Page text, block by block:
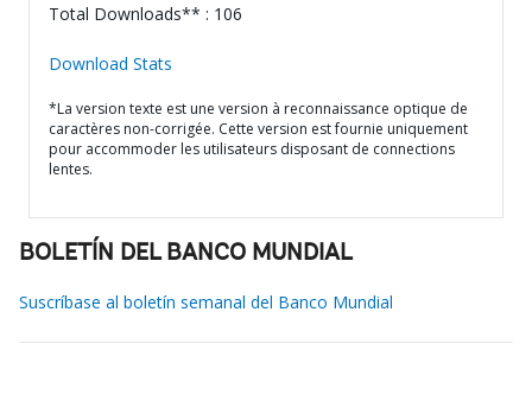
Total Downloads** : 106
Download Stats
*La version texte est une version à reconnaissance optique de
caractères non-corrigée. Cette version est fournie uniquement
pour accommoder les utilisateurs disposant de connections
lentes.
BOLETÍN DEL BANCO MUNDIAL
Suscríbase al boletín semanal del Banco Mundial